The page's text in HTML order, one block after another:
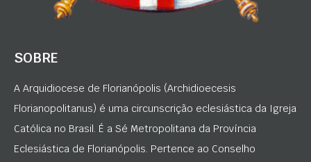
SOBRE
A Arquidiocese de Florianópolis (Archidioecesis
Florianopolitanus) é uma circunscrição eclesiástica da Igreja
Católica no Brasil. É a Sé Metropolitana da Província
Eclesiástica de Florianópolis. Pertence ao Conselho